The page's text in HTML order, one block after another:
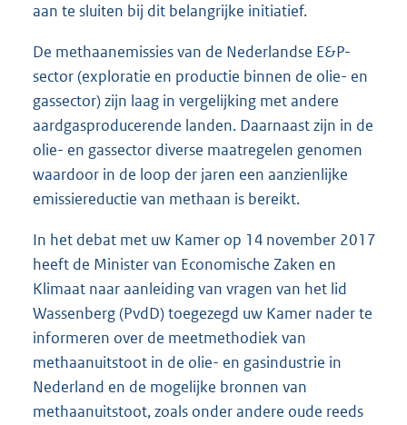
aan te sluiten bij dit belangrijke initiatief.
De methaanemissies van de Nederlandse E&P-
sector (exploratie en productie binnen de olie- en
gassector) zijn laag in vergelijking met andere
aardgasproducerende landen. Daarnaast zijn in de
olie- en gassector diverse maatregelen genomen
waardoor in de loop der jaren een aanzienlijke
emissiereductie van methaan is bereikt.
In het debat met uw Kamer op 14 november 2017
heeft de Minister van Economische Zaken en
Klimaat naar aanleiding van vragen van het lid
Wassenberg (PvdD) toegezegd uw Kamer nader te
informeren over de meetmethodiek van
methaanuitstoot in de olie- en gasindustrie in
Nederland en de mogelijke bronnen van
methaanuitstoot, zoals onder andere oude reeds